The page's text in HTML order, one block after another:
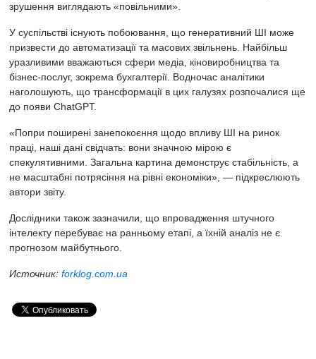
зрушення виглядають «повільними».
У суспільстві існують побоювання, що генеративний ШІ може
призвести до автоматизації та масових звільнень. Найбільш
уразливими вважаються сфери медіа, кіновиробництва та
бізнес-послуг, зокрема бухгалтерії. Водночас аналітики
наголошують, що трансформації в цих галузях розпочалися ще
до появи ChatGPT.
«Попри поширені занепокоєння щодо впливу ШІ на ринок
праці, наші дані свідчать: вони значною мірою є
спекулятивними. Загальна картина демонструє стабільність, а
не масштабні потрясіння на рівні економіки», — підкреслюють
автори звіту.
Дослідники також зазначили, що впровадження штучного
інтелекту перебуває на ранньому етапі, а їхній аналіз не є
прогнозом майбутнього.
Источник: forklog.com.ua